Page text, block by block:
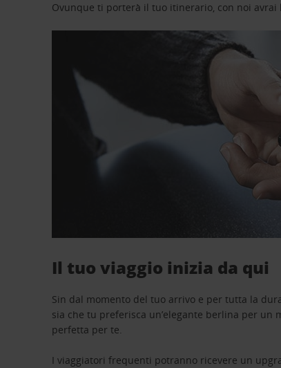
Ovunque ti porterà il tuo itinerario, con noi
Il tuo viaggio inizia da qui
Sin dal momento del tuo arrivo e per tutta la
sia che tu preferisca un’elegante berlina per un
perfetta per te.
I viaggiatori frequenti potranno ricevere un